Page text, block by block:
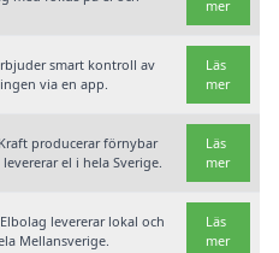
mer
smart kontroll av
via en app.
Läs
mer
producerar förnybar
el i hela Sverige.
Läs
mer
levererar lokal och
Mellansverige.
Läs
mer